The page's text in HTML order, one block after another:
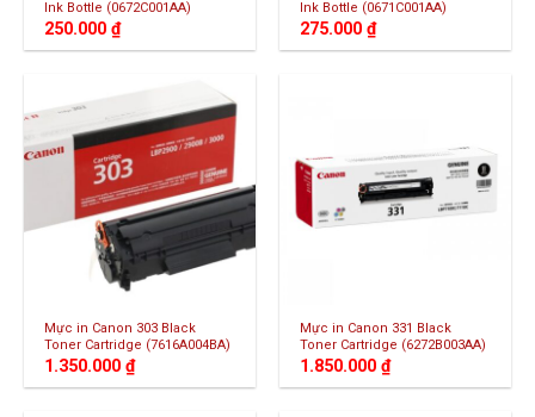
Ink Bottle (0672C001AA)
250.000₫
Ink Bottle (0671C001AA)
275.000₫
Mực in Canon 303 Black
Toner Cartridge (7616A004BA)
1.350.000₫
Mực in Canon 331 Black
Toner Cartridge (6272B003AA)
1.850.000₫